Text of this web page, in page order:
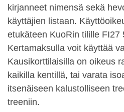
kirjanneet nimensä sekä
käyttäjien listaan.
etukäteen KuoRin tilille FI27
Kertamaksulla voit käyttää
Kausikorttilaisilla on oikeus
kaikilla kentillä, tai varata
itsenäiseen kalustolliseen
treeniin.